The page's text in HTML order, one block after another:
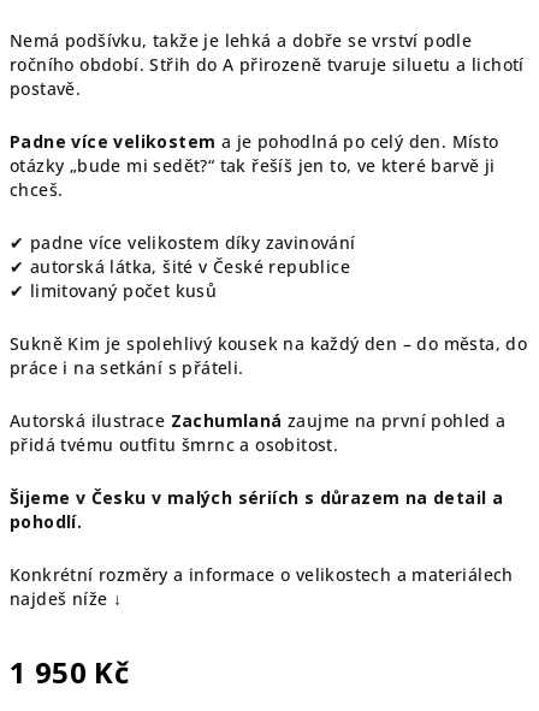
Nemá podšívku, takže je lehká a dobře se vrství podle
ročního období. Střih do A přirozeně tvaruje siluetu a lichotí
postavě.
Padne více velikostem a je pohodlná po celý den. Místo
otázky „bude mi sedět?“ tak řešíš jen to, ve které barvě ji
chceš.
✔ padne více velikostem díky zavinování
✔ autorská látka, šité v České republice
✔ limitovaný počet kusů
Sukně Kim je spolehlivý kousek na každý den – do města, do
práce i na setkání s přáteli.
Autorská ilustrace Zachumlanázaujme na první pohled a
přidá tvému outfitu šmrnc a osobitost.
Šijeme v Česku v malých sériích s důrazem na detail a
pohodlí.
Konkrétní rozměry a informace o velikostech a materiálech
najdeš níže ↓
1 950 Kč